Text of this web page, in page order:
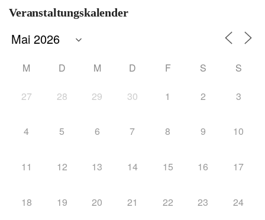
Veranstaltungskalender
M D M D F S S
27 28 29 30 1 2 3
4 5 6 7 8 9 10
11 12 13 14 15 16 17
18 19 20 21 22 23 24